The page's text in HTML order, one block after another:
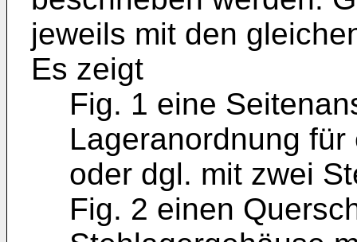
jeweils mit den
Es zeigt
Fig. 1 eine
Lageranordnung
oder dgl. mit zwei
Fig. 2 einen